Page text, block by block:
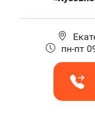
пн-пт